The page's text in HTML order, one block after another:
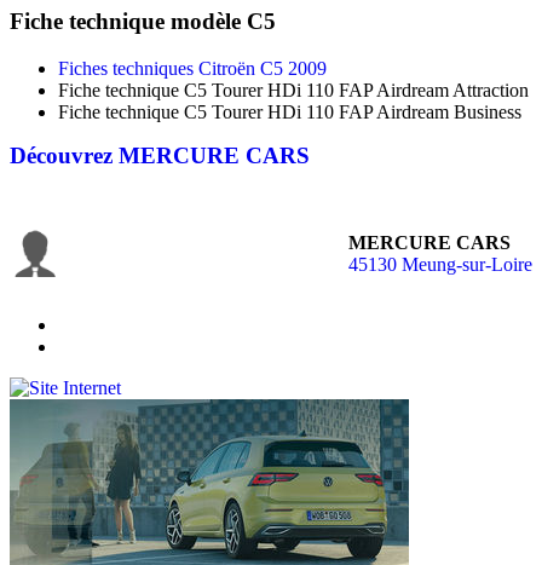
Fiche technique modèle C5
Fiches techniques Citroën C5 2009
Fiche technique C5 Tourer HDi 110 FAP Airdream Attraction
Fiche technique C5 Tourer HDi 110 FAP Airdream Business
Découvrez MERCURE CARS
MERCURE CARS
45130 Meung-sur-Loire